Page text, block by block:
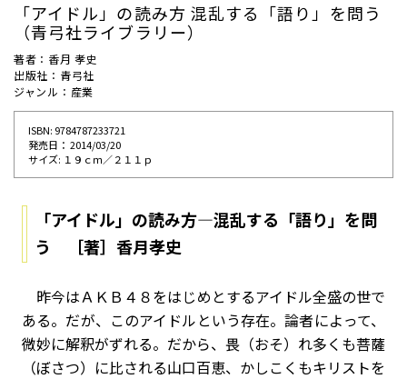
「アイドル」の読み方 混乱する「語り」を問う
（青弓社ライブラリー）
著者：香月 孝史
出版社：青弓社
ジャンル：産業
ISBN: 9784787233721
発売⽇： 2014/03/20
サイズ: １９ｃｍ／２１１ｐ
「アイドル」の読み方―混乱する「語り」を問
う ［著］香月孝史
昨今はＡＫＢ４８をはじめとするアイドル全盛の世で
ある。だが、このアイドルという存在。論者によって、
微妙に解釈がずれる。だから、畏（おそ）れ多くも菩薩
（ぼさつ）に比される山口百恵、かしこくもキリストを